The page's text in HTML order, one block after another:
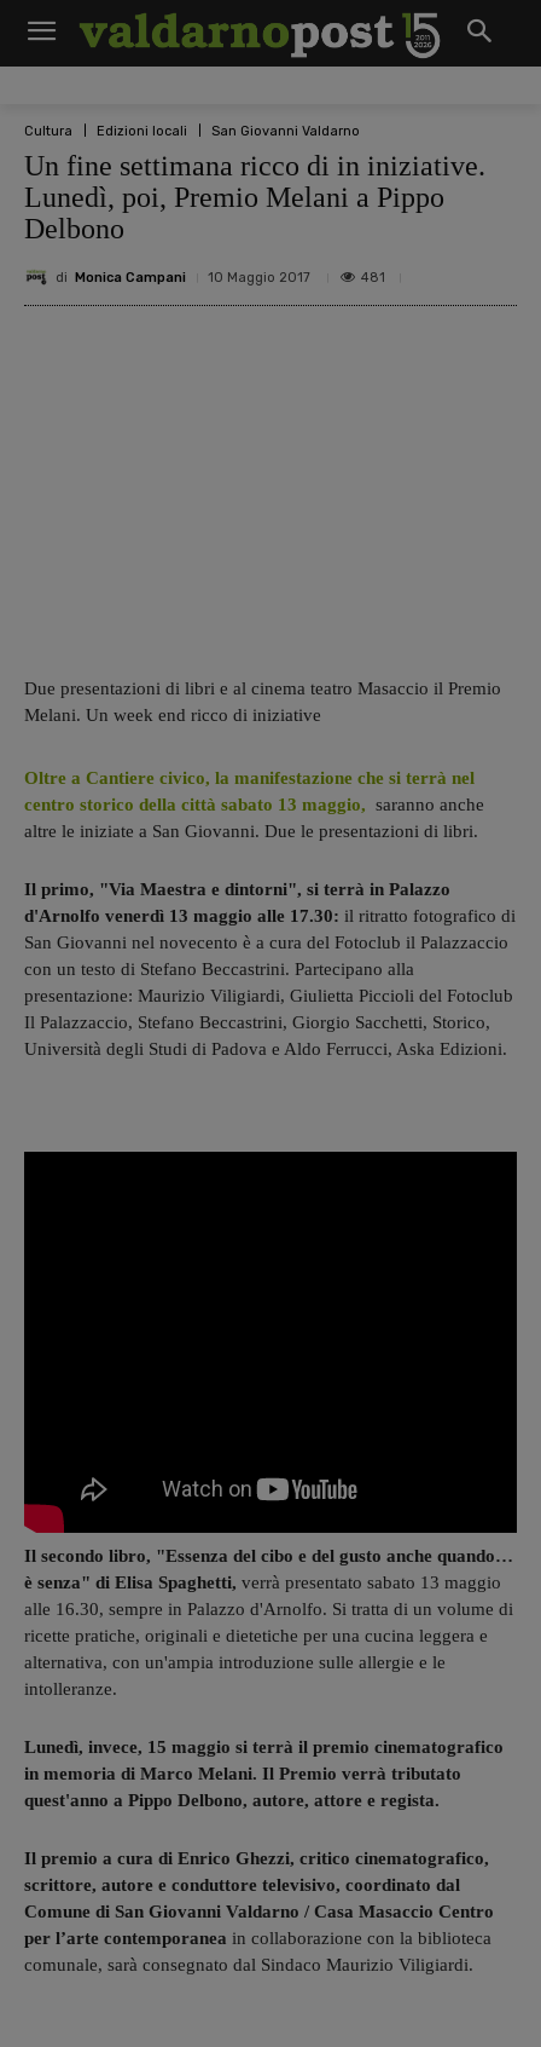
Cultura Edizioni locali San Giovanni Valdarno
Un fine settimana ricco di in iniziative.
Lunedì, poi, Premio Melani a Pippo
Delbono
di Monica Campani 10 Maggio 2017 481
Due presentazioni di libri e al cinema teatro Masaccio il Premio
Melani. Un week end ricco di iniziative
Oltre a Cantiere civico, la manifestazione che si terrà nel
centro storico della città sabato 13 maggio, saranno anche
altre le iniziate a San Giovanni. Due le presentazioni di libri.
Il primo, "Via Maestra e dintorni", si terrà in Palazzo
d'Arnolfo venerdì 13 maggio alle 17.30: il ritratto fotografico di
San Giovanni nel novecento è a cura del Fotoclub il Palazzaccio
con un testo di Stefano Beccastrini. Partecipano alla
presentazione: Maurizio Viligiardi, Giulietta Piccioli del Fotoclub
Il Palazzaccio, Stefano Beccastrini, Giorgio Sacchetti, Storico,
Università degli Studi di Padova e Aldo Ferrucci, Aska Edizioni.
Il secondo libro, "Essenza del cibo e del gusto anche quando…
è senza" di Elisa Spaghetti, verrà presentato sabato 13 maggio
alle 16.30, sempre in Palazzo d'Arnolfo. Si tratta di un volume di
ricette pratiche, originali e dietetiche per una cucina leggera e
alternativa, con un'ampia introduzione sulle allergie e le
intolleranze.
Lunedì, invece, 15 maggio si terrà il premio cinematografico
in memoria di Marco Melani. Il Premio verrà tributato
quest'anno a Pippo Delbono, autore, attore e regista.
Il premio a cura di Enrico Ghezzi, critico cinematografico,
scrittore, autore e conduttore televisivo, coordinato dal
Comune di San Giovanni Valdarno / Casa Masaccio Centro
per l’arte contemporanea in collaborazione con la biblioteca
comunale, sarà consegnato dal Sindaco Maurizio Viligiardi.